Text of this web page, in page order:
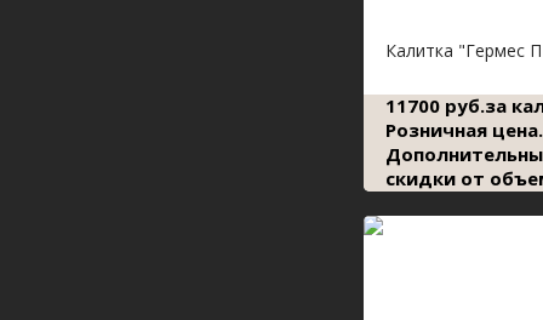
Калитка "Гермес
11700 руб.за
Розничная цена.
скидки от